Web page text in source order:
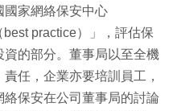
國家網絡保安中心
best practice）」，評估保
的部分。董事局以至全機
任，企業亦要培訓員工，
保安在公司董事局的討論